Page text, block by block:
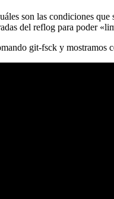
son las condiciones
del reflog para poder
git-fsck y mostramos